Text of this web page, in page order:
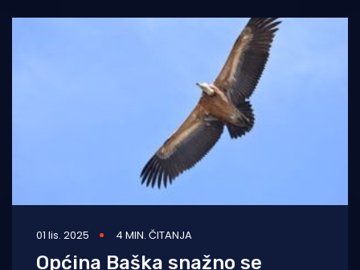
01 lis. 2025 4 MIN. ČITANJA
Općina Baška snažno se